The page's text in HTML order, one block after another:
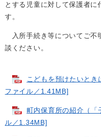
とする児童に対して保護者
す。
入所手続き等についてご不
談ください。
こどもを預けたいと
ファイル／1.41MB]
町内保育所の紹介（「
ル／1.34MB]